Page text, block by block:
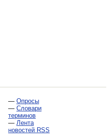
— Опросы
— Словари
терминов
— Лента
новостей RSS